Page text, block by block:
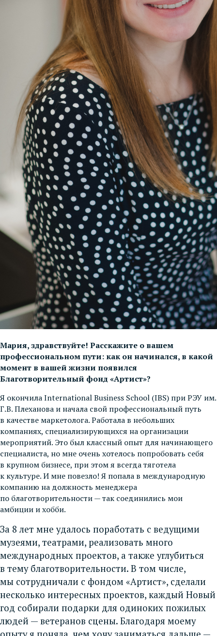
Мария, здравствуйте! Расскажите о вашем
профессиональном пути: как он начинался, в какой
момент в вашей жизни появился
Благотворительный фонд «Артист»?
Я окончила International Business School (IBS) при РЭУ им.
Г.В. Плеханова и начала свой профессиональный путь
в качестве маркетолога. Работала в небольших
компаниях, специализирующихся на организации
мероприятий. Это был классный опыт для начинающего
специалиста, но мне очень хотелось попробовать себя
в крупном бизнесе, при этом я всегда тяготела
к культуре. И мне повезло! Я попала в международную
компанию на должность менеджера
по благотворительности — так соединились мои
амбиции и хобби.
За 8 лет мне удалось поработать с ведущими
музеями, театрами, реализовать много
международных проектов, а также углубиться
в тему благотворительности. В том числе,
мы сотрудничали с фондом «Артист», сделали
несколько интересных проектов, каждый Новый
год собирали подарки для одиноких пожилых
людей — ветеранов сцены. Благодаря моему